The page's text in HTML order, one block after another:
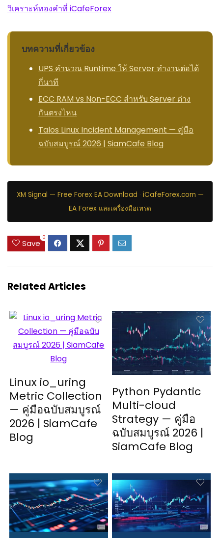
วิเคราะห์ทองคำที่ iCafeForex
บทความที่เกี่ยวข้อง
UPS คำนวณ Runtime ให้ Server ทำงานต่อได้
กี่นาที
ECC RAM vs Non-ECC สำหรับ Server ต่าง
กันตรงไหน
Talos Linux Incident Management — คู่มือ
ฉบับสมบูรณ์ 2026 | SiamCafe Blog
XM Signal — Free Forex EA Download · iCafeForex.com —
EA Forex และเครื่องมือเทรด
Save
0
Related Articles
Linux io_uring
Metric Collection
— คู่มือฉบับสมบูรณ์
2026 | SiamCafe
Blog
Python Pydantic
Multi-cloud
Strategy — คู่มือ
ฉบับสมบูรณ์ 2026 |
SiamCafe Blog